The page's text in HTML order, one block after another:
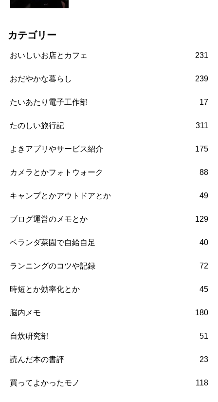
カテゴリー
おいしいお店とカフェ 231
おだやかな暮らし 239
たいあたり電子工作部 17
たのしい旅行記 311
よきアプリやサービス紹介 175
カメラとかフォトウォーク 88
キャンプとかアウトドアとか 49
ブログ運営のメモとか 129
ベランダ菜園で自給自足 40
ランニングのコツや記録 72
時短とか効率化とか 45
脳内メモ 180
自炊研究部 51
読んだ本の書評 23
買ってよかったモノ 118